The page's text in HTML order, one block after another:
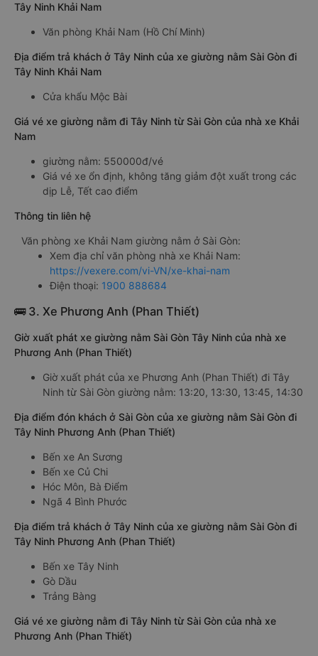
Tây Ninh Khải Nam
Văn phòng Khải Nam (Hồ Chí Minh)
Địa điểm trả khách ở Tây Ninh của xe giường nằm Sài Gòn đi
Tây Ninh Khải Nam
Cửa khẩu Mộc Bài
Giá vé xe giường nằm đi Tây Ninh từ Sài Gòn của nhà xe Khải
Nam
giường nằm: 550000đ/vé
Giá vé xe ổn định, không tăng giảm đột xuất trong các
dịp Lễ, Tết cao điểm
Thông tin liên hệ
Văn phòng xe Khải Nam giường nằm ở Sài Gòn:
Xem địa chỉ văn phòng nhà xe Khải Nam:
https://vexere.com/vi-VN/xe-khai-nam
Điện thoại: 1900 888684
🚌 3. Xe Phương Anh (Phan Thiết)
Giờ xuất phát xe giường nằm Sài Gòn Tây Ninh của nhà xe
Phương Anh (Phan Thiết)
Giờ xuất phát của xe Phương Anh (Phan Thiết) đi Tây
Ninh từ Sài Gòn giường nằm: 13:20, 13:30, 13:45, 14:30
Địa điểm đón khách ở Sài Gòn của xe giường nằm Sài Gòn đi
Tây Ninh Phương Anh (Phan Thiết)
Bến xe An Sương
Bến xe Củ Chi
Hóc Môn, Bà Điểm
Ngã 4 Bình Phước
Địa điểm trả khách ở Tây Ninh của xe giường nằm Sài Gòn đi
Tây Ninh Phương Anh (Phan Thiết)
Bến xe Tây Ninh
Gò Dầu
Trảng Bàng
Giá vé xe giường nằm đi Tây Ninh từ Sài Gòn của nhà xe
Phương Anh (Phan Thiết)